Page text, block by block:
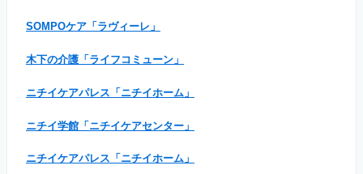
SOMPOケア「ラヴィーレ」
木下の介護「ライフコミューン」
ニチイケアパレス「ニチイホーム」
ニチイ学館「ニチイケアセンター」
ニチイケアパレス「ニチイホーム」